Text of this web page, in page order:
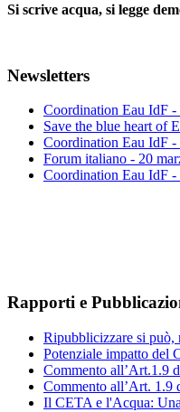
Si scrive acqua, si legge
Newsletters
Coordination Eau IdF
Save the blue heart of
Coordination Eau IdF -
Forum italiano - 20
Coordination Eau IdF
Rapporti e
Ripubblicizzare si può,
Potenziale impatto del
Commento all’Art.1.9
Commento all’Art. 1.9
Il CETA e l'Acqua: